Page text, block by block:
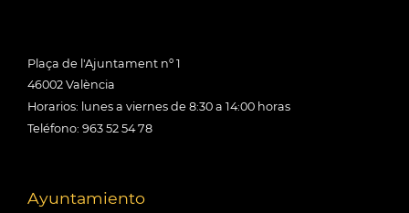
Plaça de l'Ajuntament nº 1
46002 València
Horarios: lunes a viernes de 8:30 a 14:00 horas
Teléfono: 963 52 54 78
Ayuntamiento